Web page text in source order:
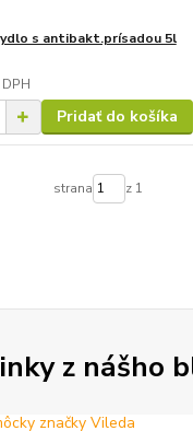
s antibakt.prísadou 5l
Pridať do košíka
strana z 1
z nášho